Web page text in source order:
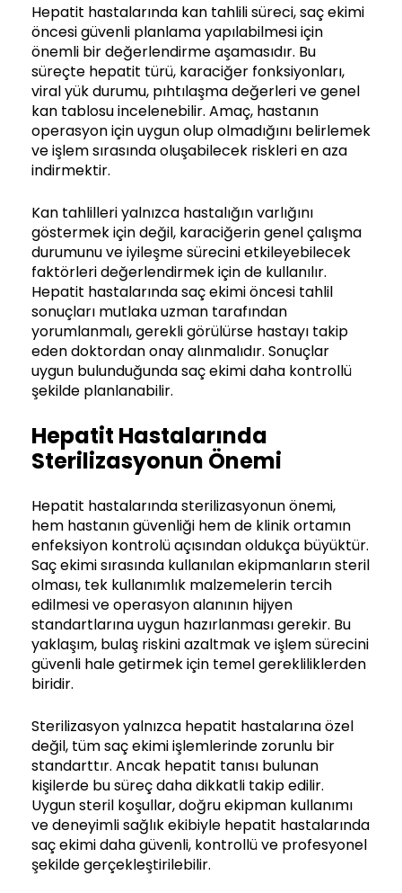
Hepatit hastalarında kan tahlili süreci, saç ekimi
öncesi güvenli planlama yapılabilmesi için
önemli bir değerlendirme aşamasıdır. Bu
süreçte hepatit türü, karaciğer fonksiyonları,
viral yük durumu, pıhtılaşma değerleri ve genel
kan tablosu incelenebilir. Amaç, hastanın
operasyon için uygun olup olmadığını belirlemek
ve işlem sırasında oluşabilecek riskleri en aza
indirmektir.
Kan tahlilleri yalnızca hastalığın varlığını
göstermek için değil, karaciğerin genel çalışma
durumunu ve iyileşme sürecini etkileyebilecek
faktörleri değerlendirmek için de kullanılır.
Hepatit hastalarında saç ekimi öncesi tahlil
sonuçları mutlaka uzman tarafından
yorumlanmalı, gerekli görülürse hastayı takip
eden doktordan onay alınmalıdır. Sonuçlar
uygun bulunduğunda saç ekimi daha kontrollü
şekilde planlanabilir.
Hepatit Hastalarında
Sterilizasyonun Önemi
Hepatit hastalarında sterilizasyonun önemi,
hem hastanın güvenliği hem de klinik ortamın
enfeksiyon kontrolü açısından oldukça büyüktür.
Saç ekimi sırasında kullanılan ekipmanların steril
olması, tek kullanımlık malzemelerin tercih
edilmesi ve operasyon alanının hijyen
standartlarına uygun hazırlanması gerekir. Bu
yaklaşım, bulaş riskini azaltmak ve işlem sürecini
güvenli hale getirmek için temel gerekliliklerden
biridir.
Sterilizasyon yalnızca hepatit hastalarına özel
değil, tüm saç ekimi işlemlerinde zorunlu bir
standarttır. Ancak hepatit tanısı bulunan
kişilerde bu süreç daha dikkatli takip edilir.
Uygun steril koşullar, doğru ekipman kullanımı
ve deneyimli sağlık ekibiyle hepatit hastalarında
saç ekimi daha güvenli, kontrollü ve profesyonel
şekilde gerçekleştirilebilir.